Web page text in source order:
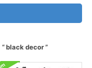
black decor